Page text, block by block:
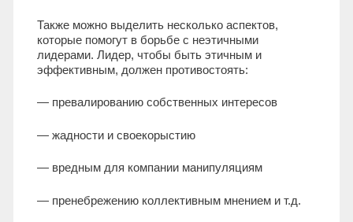
Также можно выделить несколько аспектов,
которые помогут в борьбе с неэтичными
лидерами. Лидер, чтобы быть этичным и
эффективным, должен противостоять:
— превалированию собственных интересов
— жадности и своекорыстию
— вредным для компании манипуляциям
— пренебрежению коллективным мнением и т.д.